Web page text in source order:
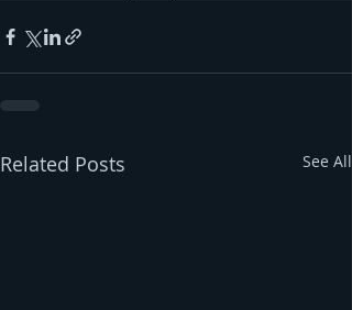
Related Posts See All